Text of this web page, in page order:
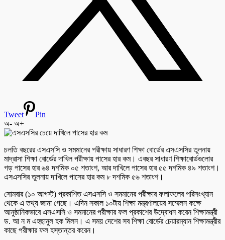
Tweet
Pin
অ- অ+
চলতি বছরের এসএসসি ও সমমানের পরীক্ষায় সাধারণ শিক্ষা বোর্ডের এসএসসির তুলনায়
মাদ্রাসা শিক্ষা বোর্ডের দাখিল পরীক্ষায় পাসের হার কম। এবছর সাধারণ শিক্ষাবোর্ডগুলোর
গড় পাসের হার ৬৪ দশমিক ০৫ শতাংশ, আর দাখিলে পাসের হার ৫৫ দশমিক ৪৯ শতাংশ।
এসএসসির তুলনায় দাখিলে পাসের হার কম ৮ দশমিক ৫৬ শতাংশ।
সোমবার (১০ আগস্ট) প্রকাশিত এসএসসি ও সমমানের পরীক্ষার ফলাফলের পরিসংখ্যান
থেকে এ তথ্য জানা গেছে। এদিন সকাল ১০টায় শিক্ষা মন্ত্রণালয়ের সম্মেলন কক্ষে
আনুষ্ঠানিকভাবে এসএসসি ও সমমানের পরীক্ষার ফল প্রকাশের উদ্বোধন করেন শিক্ষামন্ত্রী
ড. আ ন ম এহছানুল হক মিলন। এ সময় দেশের সব শিক্ষা বোর্ডের চেয়ারম্যান শিক্ষামন্ত্রীর
কাছে পরীক্ষার ফল হস্তান্তর করেন।